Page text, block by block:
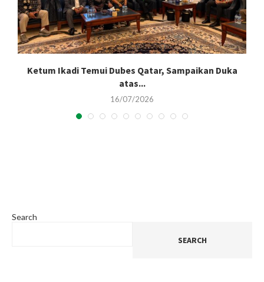
Ketum Ikadi Temui Dubes Qatar, Sampaikan Duka
atas...
16/07/2026
Search
SEARCH